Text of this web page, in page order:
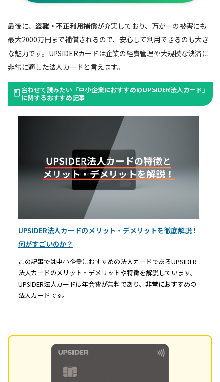
最後に、 盗難・不正利用補償が充実しており、万が一の被害にも
最大2000万円まで補償されるので、安心して利用できるのも大き
な魅力です。UPSIDERカードは企業の経費管理や大規模な決済に
非常に適した法人カードと言えます。
合わせて読みたい「中小企業におすすめのUPSIDER法人カード」
に関するおすすめ記事
UPSIDER法人カードのメリット・デメリットを徹底解説！
何がすごいのか？
この記事では中小企業におすすめの法人カードであるUPSIDER
法人カードのメリット・デメリットや特徴を解説しています。
UPSIDER法人カードは年会費が無料であり、非常におすすめの
法人カードです。